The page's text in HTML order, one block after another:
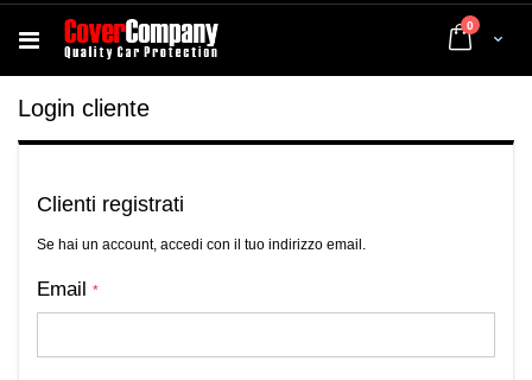
Cart
0 elementi
Login cliente
Clienti registrati
Se hai un account, accedi con il tuo indirizzo email.
Email